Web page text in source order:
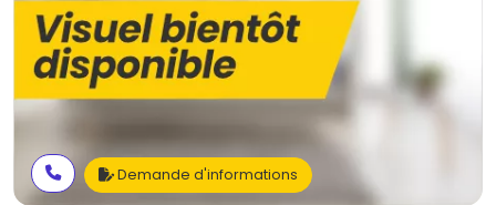
Demande d'informations